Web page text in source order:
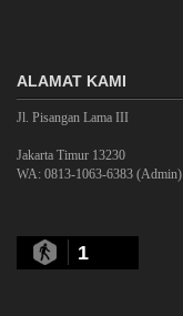
ALAMAT KAMI
Jl. Pisangan Lama III
Jakarta Timur 13230
WA: 0813-1063-6383 (Admin)
1